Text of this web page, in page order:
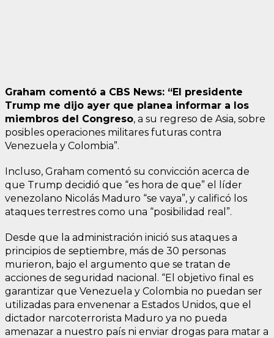
Graham comentó a CBS News: “El presidente
Trump me dijo ayer que planea informar a los
miembros del Congreso, a su regreso de Asia, sobre
posibles operaciones militares futuras contra
Venezuela y Colombia”.
Incluso, Graham comentó su convicción acerca de
que Trump decidió que “es hora de que” el líder
venezolano Nicolás Maduro “se vaya”, y calificó los
ataques terrestres como una “posibilidad real”.
Desde que la administración inició sus ataques a
principios de septiembre, más de 30 personas
murieron, bajo el argumento que se tratan de
acciones de seguridad nacional. “El objetivo final es
garantizar que Venezuela y Colombia no puedan ser
utilizadas para envenenar a Estados Unidos, que el
dictador narcoterrorista Maduro ya no pueda
amenazar a nuestro país ni enviar drogas para matar a